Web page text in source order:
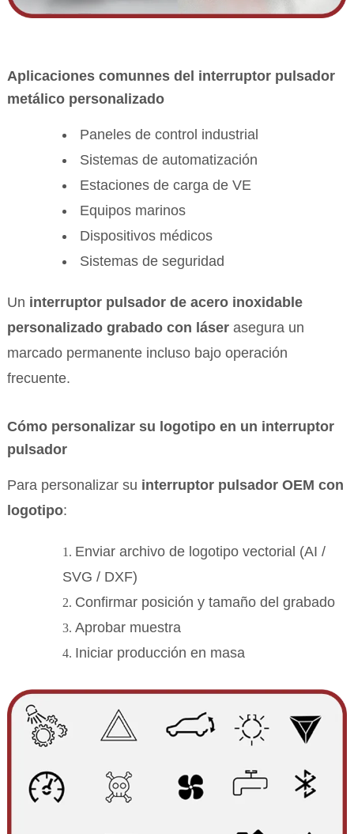
Aplicaciones comunnes del interruptor pulsador
metálico personalizado
Paneles de control industrial
Sistemas de automatización
Estaciones de carga de VE
Equipos marinos
Dispositivos médicos
Sistemas de seguridad
Un interruptor pulsador de acero inoxidable
personalizado grabado con láserasegura un
marcado permanente incluso bajo operación
frecuente.
Cómo personalizar su logotipo en un interruptor
pulsador
Para personalizar su interruptor pulsador OEM con
logotipo:
Enviar archivo de logotipo vectorial (AI /
SVG / DXF)
Confirmar posición y tamaño del grabado
Aprobar muestra
Iniciar producción en masa